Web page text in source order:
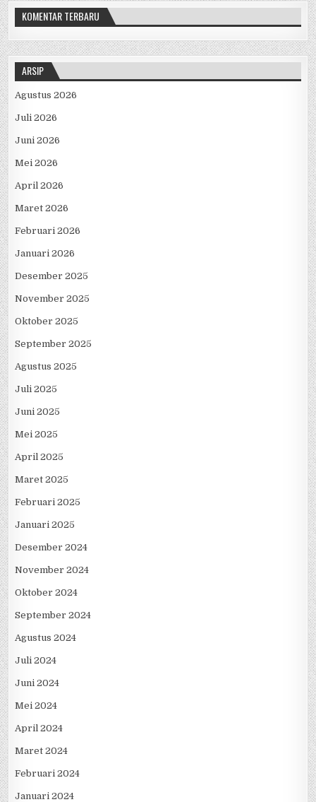
KOMENTAR TERBARU
ARSIP
Agustus 2026
Juli 2026
Juni 2026
Mei 2026
April 2026
Maret 2026
Februari 2026
Januari 2026
Desember 2025
November 2025
Oktober 2025
September 2025
Agustus 2025
Juli 2025
Juni 2025
Mei 2025
April 2025
Maret 2025
Februari 2025
Januari 2025
Desember 2024
November 2024
Oktober 2024
September 2024
Agustus 2024
Juli 2024
Juni 2024
Mei 2024
April 2024
Maret 2024
Februari 2024
Januari 2024